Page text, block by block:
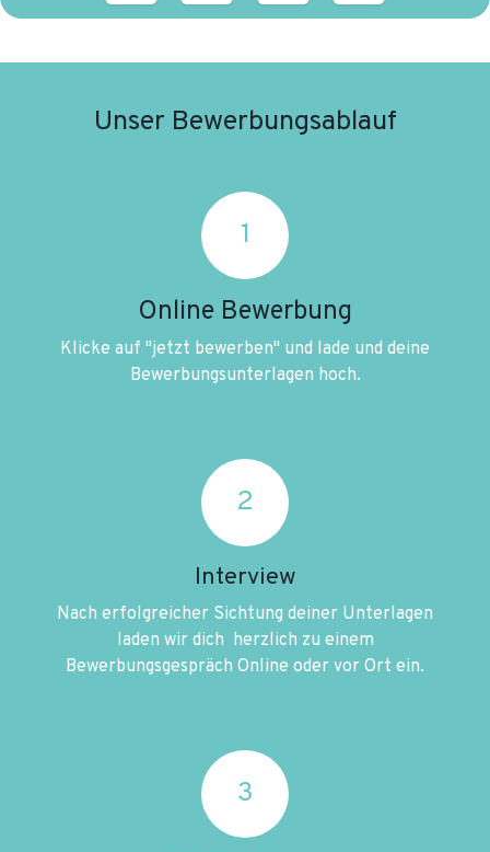
Unser Bewerbungsablauf
1
Online Bewerbung
Klicke auf "jetzt bewerben" und lade und deine
Bewerbungsunterlagen hoch.
2
Interview
Nach erfolgreicher Sichtung deiner Unterlagen
laden wir dich herzlich zu einem
Bewerbungsgespräch Online oder vor Ort ein.
3